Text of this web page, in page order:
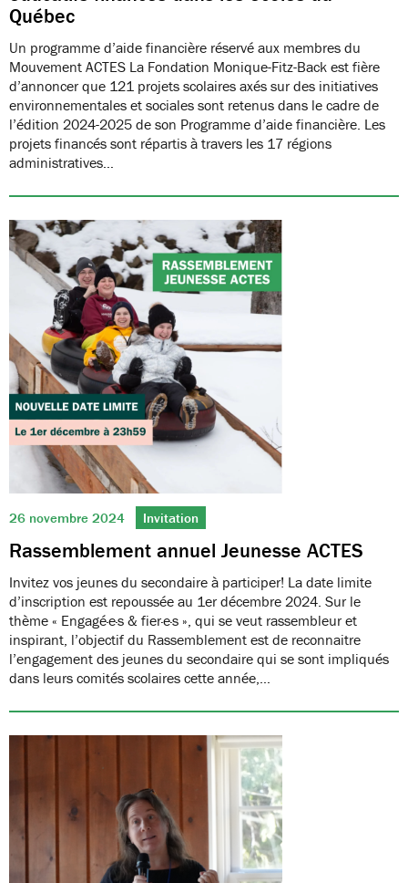
Québec
Un programme d’aide financière réservé aux membres du
Mouvement ACTES La Fondation Monique-Fitz-Back est fière
d’annoncer que 121 projets scolaires axés sur des initiatives
environnementales et sociales sont retenus dans le cadre de
l’édition 2024-2025 de son Programme d’aide financière. Les
projets financés sont répartis à travers les 17 régions
administratives…
26 novembre 2024 Invitation
Rassemblement annuel Jeunesse ACTES
Invitez vos jeunes du secondaire à participer! La date limite
d’inscription est repoussée au 1er décembre 2024. Sur le
thème « Engagé·e·s & fier·e·s », qui se veut rassembleur et
inspirant, l’objectif du Rassemblement est de reconnaitre
l’engagement des jeunes du secondaire qui se sont impliqués
dans leurs comités scolaires cette année,…